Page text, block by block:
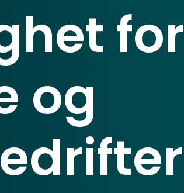
for
og